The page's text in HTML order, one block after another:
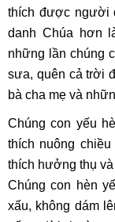
thích được người
danh Chúa hơn
những lần chúng
sưa, quên cả trời
bà cha mẹ và
Chúng con yếu
thích nuông
thích hưởng thụ
Chúng con hèn
xấu, không dám